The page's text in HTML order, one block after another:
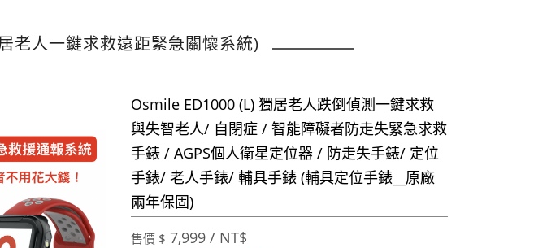
老人一鍵求救遠距緊急關懷系統)
Osmile ED1000 (L) 獨居老人跌倒偵測一鍵求救
與失智老人/ 自閉症 / 智能障礙者防走失緊急求救
手錶 / AGPS個人衛星定位器 / 防走失手錶/ 定位
手錶/ 老人手錶/ 輔具手錶 (輔具定位手錶__原廠
兩年保固)
售價 $ 7,999 / NT$